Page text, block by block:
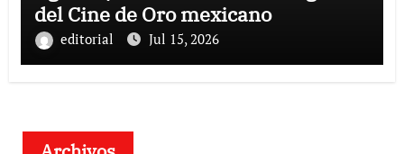
del Cine de Oro mexicano
editorial Jul 15, 2026